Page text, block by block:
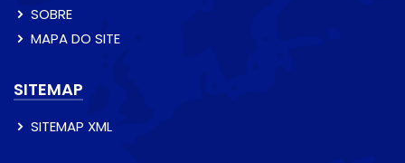
SOBRE
MAPA DO SITE
SITEMAP
SITEMAP XML